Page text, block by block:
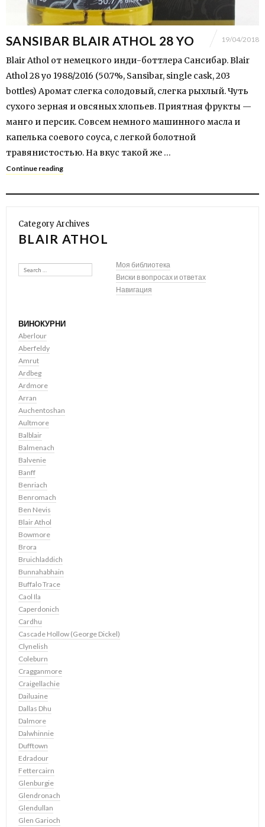
SANSIBAR BLAIR ATHOL 28 YO 19/04/2018
Blair Athol от немецкого инди-боттлера Сансибар. Blair
Athol 28 yo 1988/2016 (50.7%, Sansibar, single cask, 203
bottles) Аромат слегка солодовый, слегка рыхлый. Чуть
сухого зерная и овсяных хлопьев. Приятная фрукты —
манго и персик. Совсем немного машинного масла и
капелька соевого соуса, с легкой болотной
травянистостью. На вкус такой же …
Continue reading
Category Archives
BLAIR ATHOL
Search
Моя библиотека
Виски в вопросах и ответах
Навигация
ВИНОКУРНИ
Aberlour
Aberfeldy
Amrut
Ardbeg
Ardmore
Arran
Auchentoshan
Aultmore
Balblair
Balmenach
Balvenie
Banff
Benriach
Benromach
Ben Nevis
Blair Athol
Bowmore
Brora
Bruichladdich
Bunnahabhain
Buffalo Trace
Caol Ila
Caperdonich
Cardhu
Cascade Hollow (George Dickel)
Clynelish
Coleburn
Cragganmore
Craigellachie
Dailuaine
Dallas Dhu
Dalmore
Dalwhinnie
Dufftown
Edradour
Fettercairn
Glenburgie
Glendronach
Glendullan
Glen Garioch